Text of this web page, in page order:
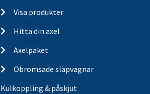
Visa produkter
Hitta din axel
Axelpaket
Obromsade släpvagnar
Kulkoppling & påskjut